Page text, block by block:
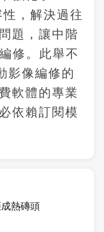
，解決過往
題，讓中階
修。此舉不
影像編修的
軟體的專業
依賴訂閱模
熱磚頭